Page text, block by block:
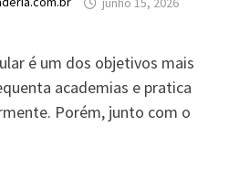
é um dos objetivos mais
academias e pratica
Porém, junto com o